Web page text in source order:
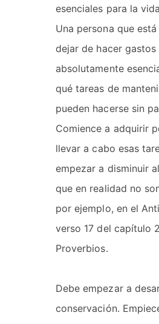
esenciales para la
Una persona que
dejar de hacer gastos
absolutamente
qué tareas de
pueden hacerse sin
Comience a adquirir
llevar a cabo esas
empezar a disminuir
que en realidad no
por ejemplo, en el
verso 17 del capítulo
Proverbios.
Debe empezar a
conservación.